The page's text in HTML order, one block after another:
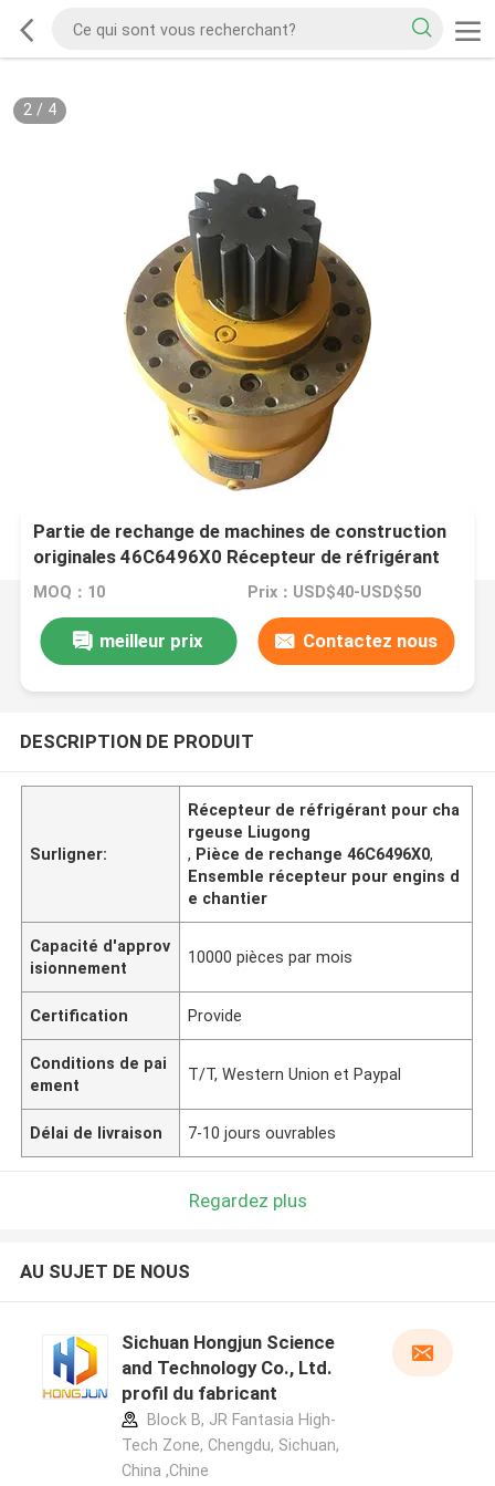
2/ 4
Partie de rechange de machines de construction
originales 46C6496X0 Récepteur de réfrigérant
Assy pour chargeur Liugong
MOQ：10 Prix：USD$40-USD$50
meilleur prix Contactez nous
DESCRIPTION DE PRODUIT
Surligner:
Récepteur de réfrigérant pour cha
rgeuse Liugong
, Pièce de rechange 46C6496X0,
Ensemble récepteur pour engins d
e chantier
Capacité d'approv
isionnement
10000 pièces par mois
Certification Provide
Conditions de pai
ement
T/T, Western Union et Paypal
Délai de livraison 7-10 jours ouvrables
Regardez plus
AU SUJET DE NOUS
Sichuan Hongjun Science
and Technology Co., Ltd.
profil du fabricant
Block B, JR Fantasia High-
Tech Zone, Chengdu, Sichuan,
China ,Chine